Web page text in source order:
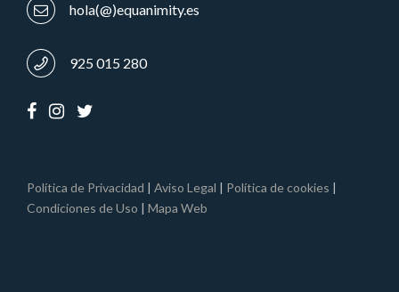
hola(@)equanimity.es
925 015 280
Política de Privacidad | Aviso Legal | Política de cookies |
Condiciones de Uso | Mapa Web